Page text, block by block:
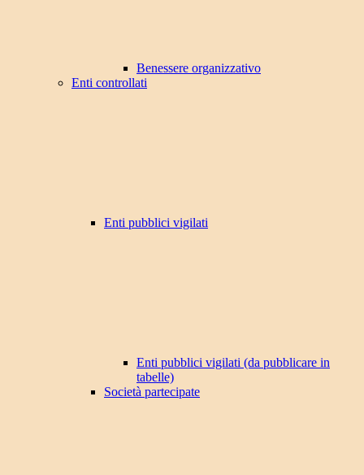
Benessere organizzativo
Enti controllati
Enti pubblici vigilati
Enti pubblici vigilati (da pubblicare in
tabelle)
Società partecipate